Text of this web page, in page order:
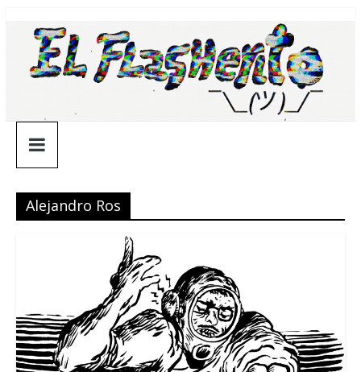
contenido
¯\_(ツ)_/
¯
Alejandro Ros